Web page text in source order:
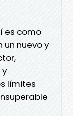
es como
un nuevo y
límites